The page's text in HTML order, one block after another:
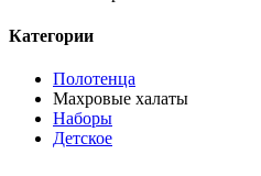
Категории
Полотенца
Махровые халаты
Наборы
Детское